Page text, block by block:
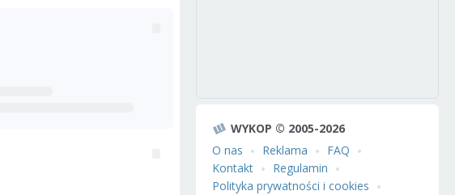
WYKOP © 2005-2026
O nas
Reklama
FAQ
Kontakt
Regulamin
Polityka prywatności i cookies